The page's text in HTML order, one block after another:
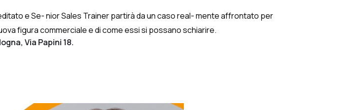
e Se- nior Sales Trainer partirà da un caso real- mente affrontato per
figura commerciale e di come essi si possano schiarire.
Via Papini 18.